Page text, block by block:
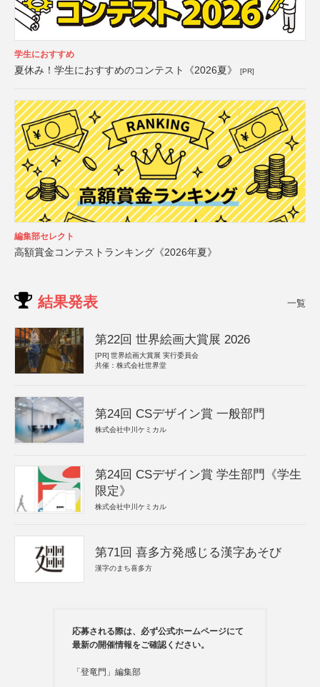
学生におすすめ
夏休み！学生におすすめのコンテスト《2026夏》 [PR]
編集部セレクト
高額賞金コンテストランキング《2026年夏》
結果発表 一覧
第22回 世界絵画大賞展 2026
[PR] 世界絵画大賞展 実行委員会
共催：株式会社世界堂
第24回 CSデザイン賞 一般部門
株式会社中川ケミカル
第24回 CSデザイン賞 学生部門《学生
限定》
株式会社中川ケミカル
第71回 喜多方発感じる漢字あそび
漢字のまち喜多方
応募される際は、必ず公式ホームページにて
最新の開催情報をご確認ください。
「登竜門」編集部